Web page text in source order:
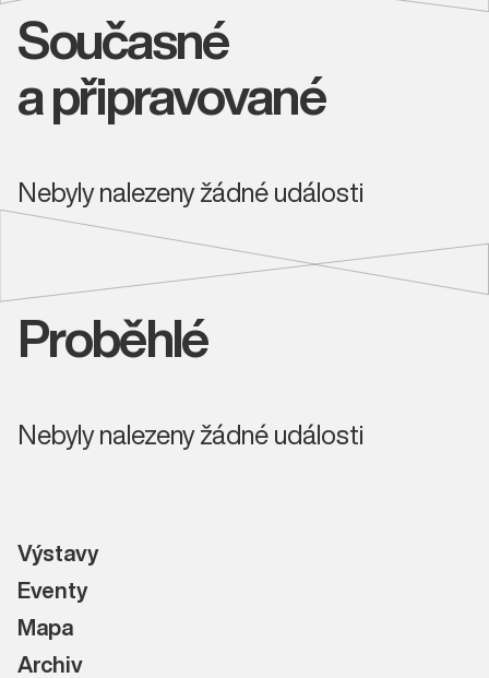
Současné
a připravované
Nebyly nalezeny žádné události
Proběhlé
Nebyly nalezeny žádné události
Výstavy
Eventy
Mapa
Archiv